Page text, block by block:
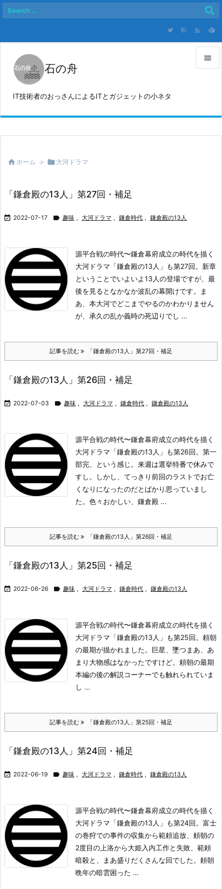
石の舟
IT技術者のおっさんによるITとガジェットの小ネタ

サイド
B! 
 ホーム > 大河ドラマ
「鎌倉殿の13人」第27回・補足
 2022-07-17  趣味 , 大河ドラマ , 鎌倉時代 , 鎌倉殿の13人
源平合戦の時代〜鎌倉幕府成立の時代を描く
大河ドラマ「鎌倉殿の13人」も第27回。新章
ということでいよいよ13人の登場ですが、最
後を見るとなかなか波乱の幕開けです。ま
あ、本大河でどこまでやるのかわかりません
が、承久の乱か義時の死辺りでし ...
記事を読む 「鎌倉殿の13人」第27回・補足
「鎌倉殿の13人」第26回・補足
 2022-07-03  趣味 , 大河ドラマ , 鎌倉時代 , 鎌倉殿の13人
源平合戦の時代〜鎌倉幕府成立の時代を描く
大河ドラマ「鎌倉殿の13人」も第26回。第一
部完、という感じ。来週は選挙特番で休みで
すし。しかし、てっきり前回のラストでお亡
くなりになったのだとばかり思っていまし
た。 色々おかしい、鎌倉殿 ...
記事を読む 「鎌倉殿の13人」第26回・補足
「鎌倉殿の13人」第25回・補足
 2022-06-26  趣味 , 大河ドラマ , 鎌倉時代 , 鎌倉殿の13人
源平合戦の時代〜鎌倉幕府成立の時代を描く
大河ドラマ「鎌倉殿の13人」も第25回。頼朝
の最期が描かれました。 巨星、墜つ まあ、あ
まり大物感はなかったですけど。 頼朝の最期
本編の後の解説コーナーでも触れられていま
し ...
記事を読む 「鎌倉殿の13人」第25回・補足
「鎌倉殿の13人」第24回・補足
 2022-06-19  趣味 , 大河ドラマ , 鎌倉時代 , 鎌倉殿の13人
源平合戦の時代〜鎌倉幕府成立の時代を描く
大河ドラマ「鎌倉殿の13人」も第24回。富士
の巻狩での事件の収集から範頼追放、頼朝の
2度目の上洛から大姫入内工作と失敗、範頼
暗殺と、まあ盛りだくさんな回でした。 頼朝
晩年の暗雲困った ...